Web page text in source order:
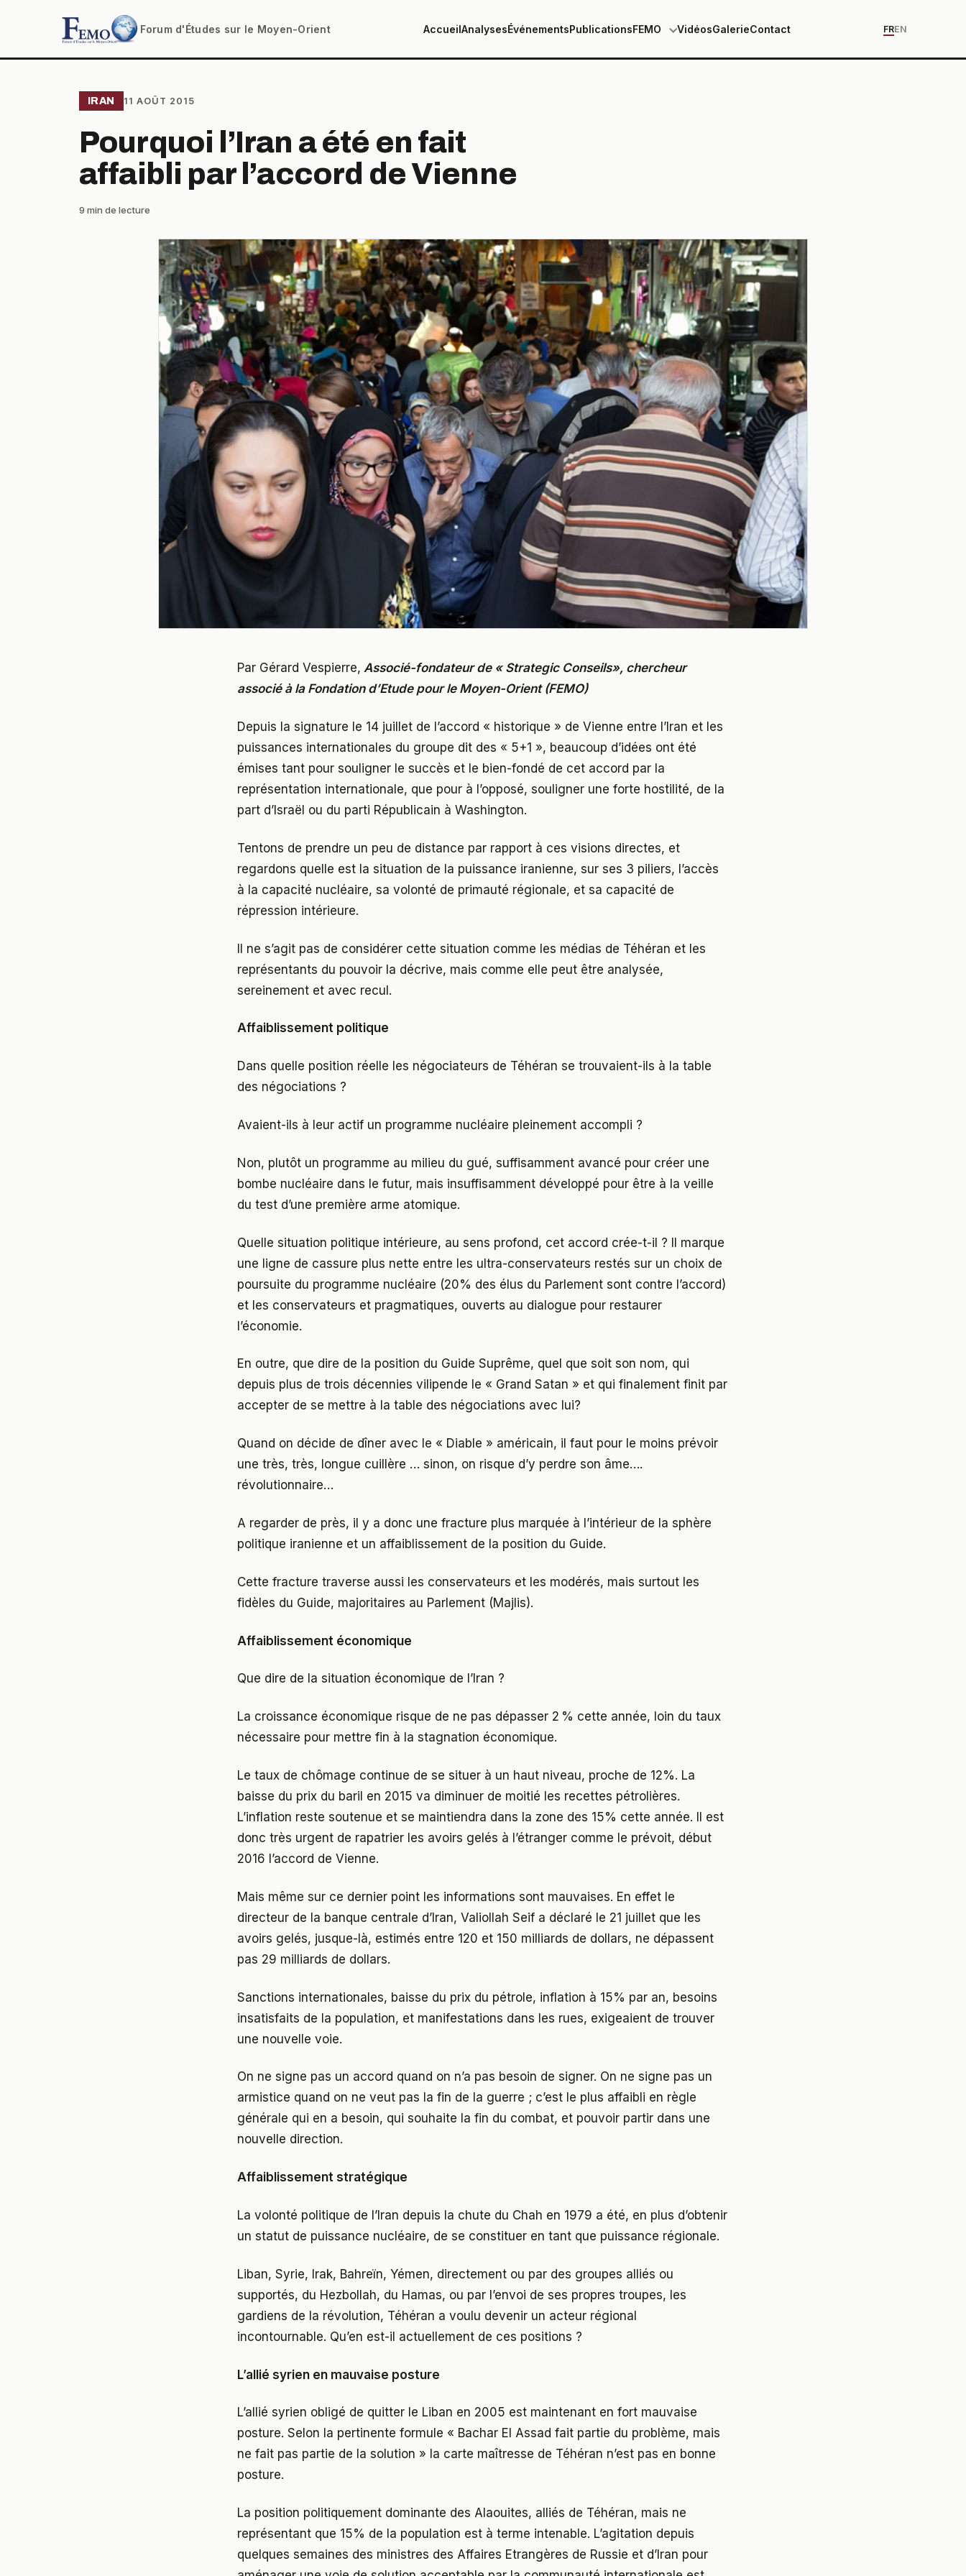
Forum d'Études sur le Moyen-Orient AccueilAnalysesÉvénementsPublicationsFEMO VidéosGalerieContact FREN
IRAN 11 AOÛT 2015
Pourquoi l’Iran a été en fait
affaibli par l’accord de Vienne
9 min de lecture
Par Gérard Vespierre, Associé-fondateur de « Strategic Conseils», chercheur
associé à la Fondation d’Etude pour le Moyen-Orient (FEMO)
Depuis la signature le 14 juillet de l’accord « historique » de Vienne entre l’Iran et les
puissances internationales du groupe dit des « 5+1 », beaucoup d’idées ont été
émises tant pour souligner le succès et le bien-fondé de cet accord par la
représentation internationale, que pour à l’opposé, souligner une forte hostilité, de la
part d’Israël ou du parti Républicain à Washington.
Tentons de prendre un peu de distance par rapport à ces visions directes, et
regardons quelle est la situation de la puissance iranienne, sur ses 3 piliers, l’accès
à la capacité nucléaire, sa volonté de primauté régionale, et sa capacité de
répression intérieure.
Il ne s’agit pas de considérer cette situation comme les médias de Téhéran et les
représentants du pouvoir la décrive, mais comme elle peut être analysée,
sereinement et avec recul.
Affaiblissement politique
Dans quelle position réelle les négociateurs de Téhéran se trouvaient-ils à la table
des négociations ?
Avaient-ils à leur actif un programme nucléaire pleinement accompli ?
Non, plutôt un programme au milieu du gué, suffisamment avancé pour créer une
bombe nucléaire dans le futur, mais insuffisamment développé pour être à la veille
du test d’une première arme atomique.
Quelle situation politique intérieure, au sens profond, cet accord crée-t-il ? Il marque
une ligne de cassure plus nette entre les ultra-conservateurs restés sur un choix de
poursuite du programme nucléaire (20% des élus du Parlement sont contre l’accord)
et les conservateurs et pragmatiques, ouverts au dialogue pour restaurer
l’économie.
En outre, que dire de la position du Guide Suprême, quel que soit son nom, qui
depuis plus de trois décennies vilipende le « Grand Satan » et qui finalement finit par
accepter de se mettre à la table des négociations avec lui?
Quand on décide de dîner avec le « Diable » américain, il faut pour le moins prévoir
une très, très, longue cuillère … sinon, on risque d’y perdre son âme….
révolutionnaire…
A regarder de près, il y a donc une fracture plus marquée à l’intérieur de la sphère
politique iranienne et un affaiblissement de la position du Guide.
Cette fracture traverse aussi les conservateurs et les modérés, mais surtout les
fidèles du Guide, majoritaires au Parlement (Majlis).
Affaiblissement économique
Que dire de la situation économique de l’Iran ?
La croissance économique risque de ne pas dépasser 2 % cette année, loin du taux
nécessaire pour mettre fin à la stagnation économique.
Le taux de chômage continue de se situer à un haut niveau, proche de 12%. La
baisse du prix du baril en 2015 va diminuer de moitié les recettes pétrolières.
L’inflation reste soutenue et se maintiendra dans la zone des 15% cette année. Il est
donc très urgent de rapatrier les avoirs gelés à l’étranger comme le prévoit, début
2016 l’accord de Vienne.
Mais même sur ce dernier point les informations sont mauvaises. En effet le
directeur de la banque centrale d’Iran, Valiollah Seif a déclaré le 21 juillet que les
avoirs gelés, jusque-là, estimés entre 120 et 150 milliards de dollars, ne dépassent
pas 29 milliards de dollars.
Sanctions internationales, baisse du prix du pétrole, inflation à 15% par an, besoins
insatisfaits de la population, et manifestations dans les rues, exigeaient de trouver
une nouvelle voie.
On ne signe pas un accord quand on n’a pas besoin de signer. On ne signe pas un
armistice quand on ne veut pas la fin de la guerre ; c’est le plus affaibli en règle
générale qui en a besoin, qui souhaite la fin du combat, et pouvoir partir dans une
nouvelle direction.
Affaiblissement stratégique
La volonté politique de l’Iran depuis la chute du Chah en 1979 a été, en plus d’obtenir
un statut de puissance nucléaire, de se constituer en tant que puissance régionale.
Liban, Syrie, Irak, Bahreïn, Yémen, directement ou par des groupes alliés ou
supportés, du Hezbollah, du Hamas, ou par l’envoi de ses propres troupes, les
gardiens de la révolution, Téhéran a voulu devenir un acteur régional
incontournable. Qu’en est-il actuellement de ces positions ?
L’allié syrien en mauvaise posture
L’allié syrien obligé de quitter le Liban en 2005 est maintenant en fort mauvaise
posture. Selon la pertinente formule « Bachar El Assad fait partie du problème, mais
ne fait pas partie de la solution » la carte maîtresse de Téhéran n’est pas en bonne
posture.
La position politiquement dominante des Alaouites, alliés de Téhéran, mais ne
représentant que 15% de la population est à terme intenable. L’agitation depuis
quelques semaines des ministres des Affaires Etrangères de Russie et d’Iran pour